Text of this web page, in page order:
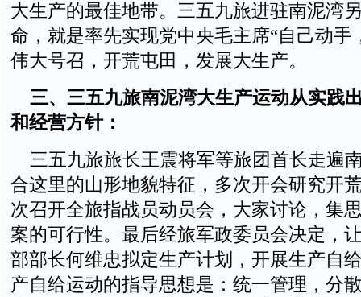
大生产的最佳地带。三五九旅进驻南泥湾
命，就是率先实现党中央毛主席“自己动手
伟大号召，开荒屯田，发展大生产。
三、三五九旅南泥湾大生产运动从实践
和经营方针：
三五九旅旅长王震将军等旅团首长走遍
合这里的山形地貌特征，多次开会研究开
次召开全旅指战员动员会，大家讨论，集
案的可行性。最后经旅军政委员会决定，
部部长何维忠拟定生产计划，开展生产自
产自给运动的指导思想是：统一管理，分